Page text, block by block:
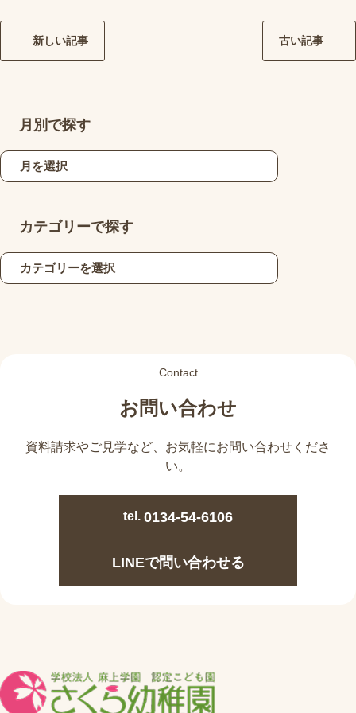
新しい記事 古い記事
月別で探す
カテゴリーで探す
Contact
お問い合わせ
資料請求やご見学など、 お気軽にお問い合わせくださ
い。
tel. 0134-54-6106
LINEで問い合わせる